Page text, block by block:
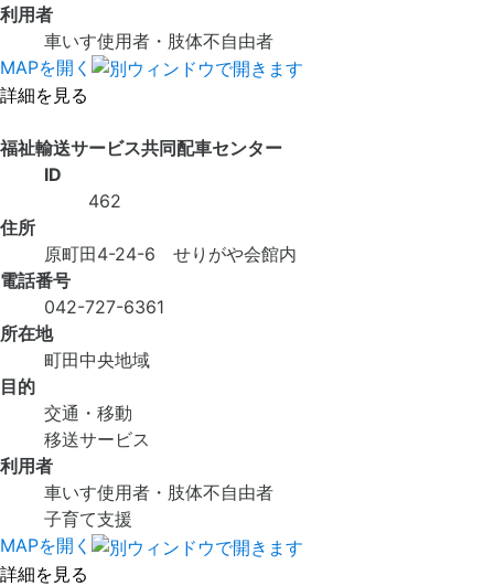
利用者
車いす使用者・肢体不自由者
MAPを開く
詳細を見る
福祉輸送サービス共同配車センター
ID
462
住所
原町田4-24-6 せりがや会館内
電話番号
042-727-6361
所在地
町田中央地域
目的
交通・移動
移送サービス
利用者
車いす使用者・肢体不自由者
子育て支援
MAPを開く
詳細を見る